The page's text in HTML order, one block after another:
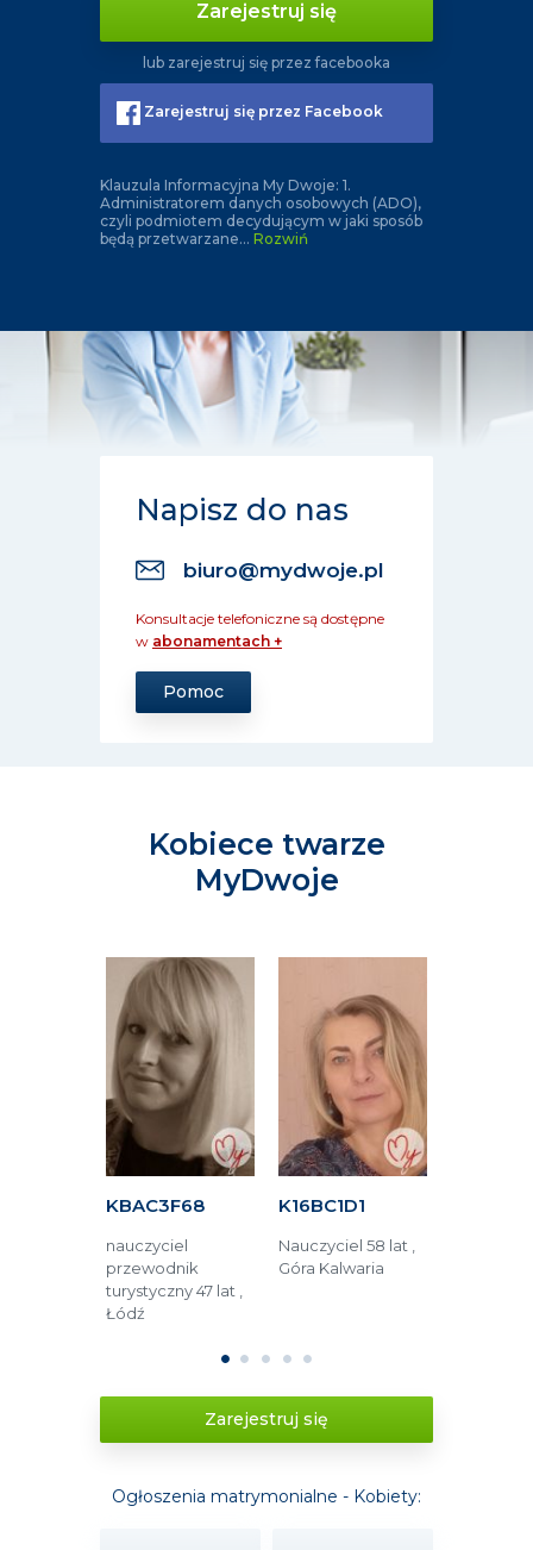
Zarejestruj się
lub zarejestruj się przez facebooka
Zarejestruj się przez Facebook
Klauzula Informacyjna My Dwoje: 1.
Administratorem danych osobowych (ADO),
czyli podmiotem decydującym w jaki sposób
będą przetwarzane... Rozwiń
Napisz do nas
biuro@mydwoje.pl
Konsultacje telefoniczne są dostępne
w abonamentach +
Pomoc
Kobiece twarze
MyDwoje
KBAC3F68
nauczyciel
przewodnik
turystyczny 47 lat ,
Łódź
K16BC1D1
Nauczyciel 58 lat ,
Góra Kalwaria
1 2 3 4 5
Zarejestruj się
Ogłoszenia matrymonialne - Kobiety: